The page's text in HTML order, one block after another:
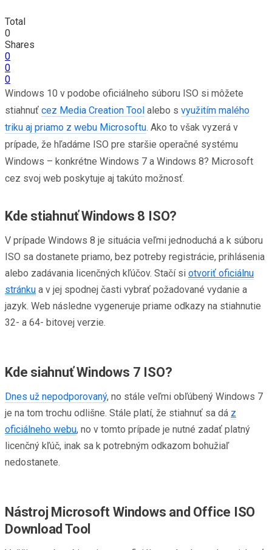
Total
0
Shares
0
0
0
Windows 10 v podobe oficiálneho súboru ISO si môžete
stiahnuť cez Media Creation Tool alebo s využitím malého
triku aj priamo z webu Microsoftu. Ako to však vyzerá v
prípade, že hľadáme ISO pre staršie operačné systému
Windows – konkrétne Windows 7 a Windows 8? Microsoft
cez svoj web poskytuje aj takúto možnosť.
Kde stiahnuť Windows 8 ISO?
V prípade Windows 8 je situácia veľmi jednoduchá a k súboru
ISO sa dostanete priamo, bez potreby registrácie, prihlásenia
alebo zadávania licenčných kľúčov. Stačí si otvoriť oficiálnu
stránku a v jej spodnej časti vybrať požadované vydanie a
jazyk. Web následne vygeneruje priame odkazy na stiahnutie
32- a 64- bitovej verzie.
Kde siahnuť Windows 7 ISO?
Dnes už nepodporovaný, no stále veľmi obľúbený Windows 7
je na tom trochu odlišne. Stále platí, že stiahnuť sa dá z
oficiálneho webu, no v tomto prípade je nutné zadať platný
licenčný kľúč, inak sa k potrebným odkazom bohužiaľ
nedostanete.
Nástroj Microsoft Windows and Office ISO
Download Tool